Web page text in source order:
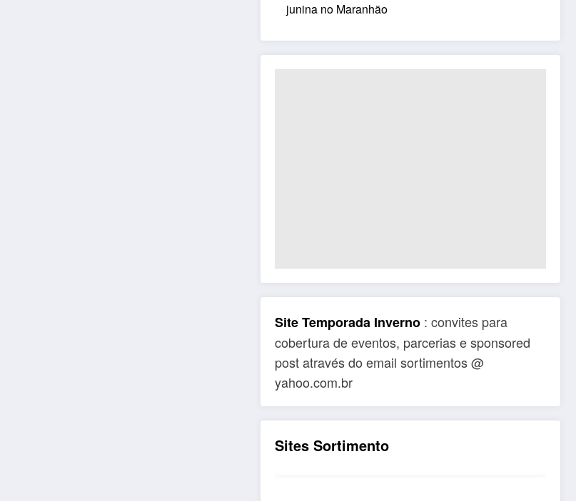
junina no Maranhão
Site Temporada Inverno : convites para
cobertura de eventos, parcerias e sponsored
post através do email sortimentos @
yahoo.com.br
Sites Sortimento